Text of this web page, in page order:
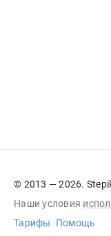
© 2013 — 2026.
Наши условия
Тарифы
Помощь